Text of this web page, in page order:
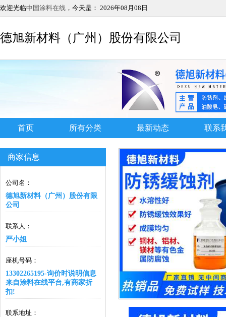
欢迎光临中国涂料在线 ，今天是： 2026年08月08日
德旭新材料（广州）股份有限公司
首页 所有分类 最新动态 联系
商家信息
公司名：
德旭新材料（广州）股份有限
公司
联系人：
严小姐
座机号码：
13302265195-询价时说明信息
来自涂料在线平台,有商家折
扣!
联系地址：